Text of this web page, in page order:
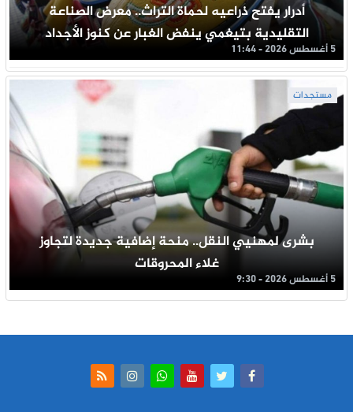
أدرار يفتح ذراعيه لحماة التراث.. معرض الصناعة
التقليدية بتيغمي ينفض الغبار عن كنوز الأجداد
5 أغسطس 2026 - 11:44
مستجدات
بشرى لمهنيي النقل.. منحة إضافية جديدة لتجاوز
غلاء المحروقات
5 أغسطس 2026 - 9:30